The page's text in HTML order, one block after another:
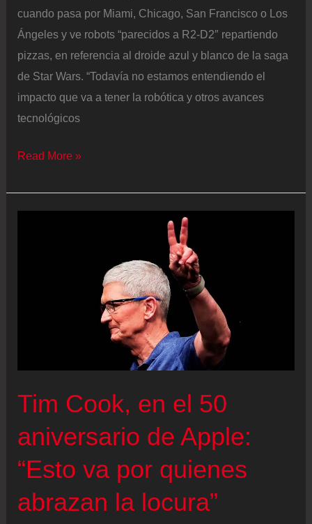
cuando pasa por Miami, Chicago, San Francisco o Los
Ángeles y ve robots “parecidos a R2-D2″ repartiendo
pizzas, en referencia al droide azul y blanco de la saga
de Star Wars. “Todavía no estamos entendiendo el
impacto que va a tener la robótica y otros avances
tecnológicos
Jonathan
‘futurólogo’
trabajo
los
próximos
años”
Read More »
Tim Cook, en el 50
aniversario de Apple:
“Esto va por quienes
abrazan la locura”